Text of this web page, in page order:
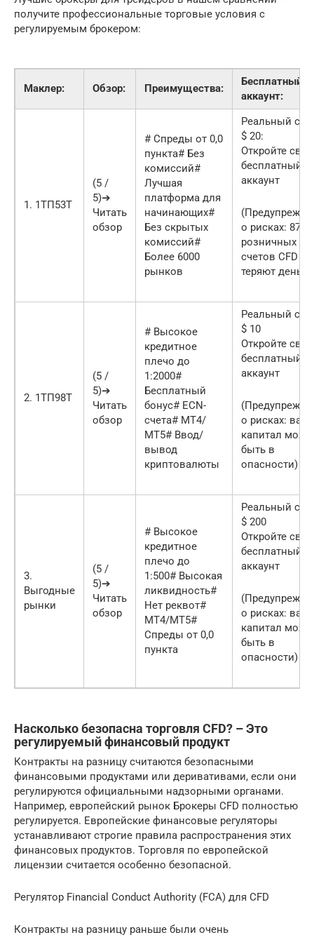
получите профессиональные торговые условия с
регулируемым брокером:
Маклер: Обзор: Преимущества:
Бесплатный
аккаунт:
1. 1ТП53Т
(5 /
5)➔
Читать
обзор
# Спреды от 0,0
пункта# Без
комиссий#
Лучшая
платформа для
начинающих#
Без скрытых
комиссий#
Более 6000
рынков
Реальный
$ 20:
Откройте свой
бесплатный
аккаунт
о рисках:
розничных
счетов CFD
теряют
2. 1ТП98Т
(5 /
5)➔
Читать
обзор
# Высокое
кредитное
плечо до
1:2000#
Бесплатный
бонус# ECN-
счета# МТ4/
МТ5# Ввод/
вывод
криптовалюты
Реальный
$ 10
Откройте свой
бесплатный
аккаунт
о рисках: ваш
капитал
быть в
опасности)
3.
Выгодные
рынки
(5 /
5)➔
Читать
обзор
# Высокое
кредитное
плечо до
1:500# Высокая
ликвидность#
Нет реквот#
МТ4/МТ5#
Спреды от 0,0
пункта
Реальный
$ 200
Откройте свой
бесплатный
аккаунт
о рисках: ваш
капитал
быть в
опасности)
Насколько безопасна торговля CFD? – Это
регулируемый финансовый продукт
Контракты на разницу считаются безопасными
финансовыми продуктами или деривативами, если они
регулируются официальными надзорными органами.
Например, европейский рынок Брокеры CFD полностью
регулируется. Европейские финансовые регуляторы
устанавливают строгие правила распространения этих
финансовых продуктов. Торговля по европейской
лицензии считается особенно безопасной.
Регулятор Financial Conduct Authority (FCA) для CFD
Контракты на разницу раньше были очень